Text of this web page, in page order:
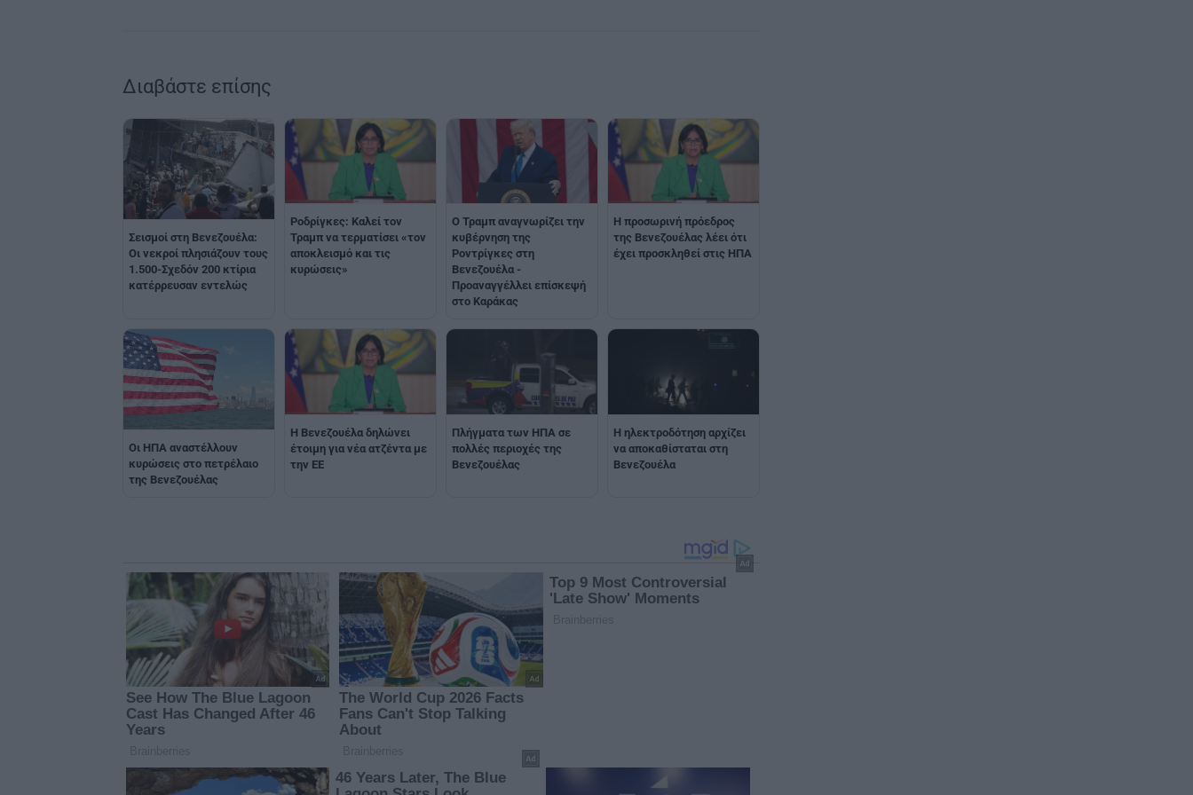
Διαβάστε επίσης
Σεισμοί στη Βενεζουέλα:
Οι νεκροί πλησιάζουν τους
1.500-Σχεδόν 200 κτίρια
κατέρρευσαν εντελώς
Ροδρίγκες: Καλεί τον
Τραμπ να τερματίσει «τον
αποκλεισμό και τις
κυρώσεις»
Ο Τραμπ αναγνωρίζει την
κυβέρνηση της
Ροντρίγκες στη
Βενεζουέλα -
Προαναγγέλλει επίσκεψή
στο Καράκας
Η προσωρινή πρόεδρος
της Βενεζουέλας λέει ότι
έχει προσκληθεί στις ΗΠΑ
Οι ΗΠΑ αναστέλλουν
κυρώσεις στο πετρέλαιο
της Βενεζουέλας
Η Βενεζουέλα δηλώνει
έτοιμη για νέα ατζέντα με
την ΕΕ
Πλήγματα των ΗΠΑ σε
πολλές περιοχές της
Βενεζουέλας
Η ηλεκτροδότηση αρχίζει
να αποκαθίσταται στη
Βενεζουέλα